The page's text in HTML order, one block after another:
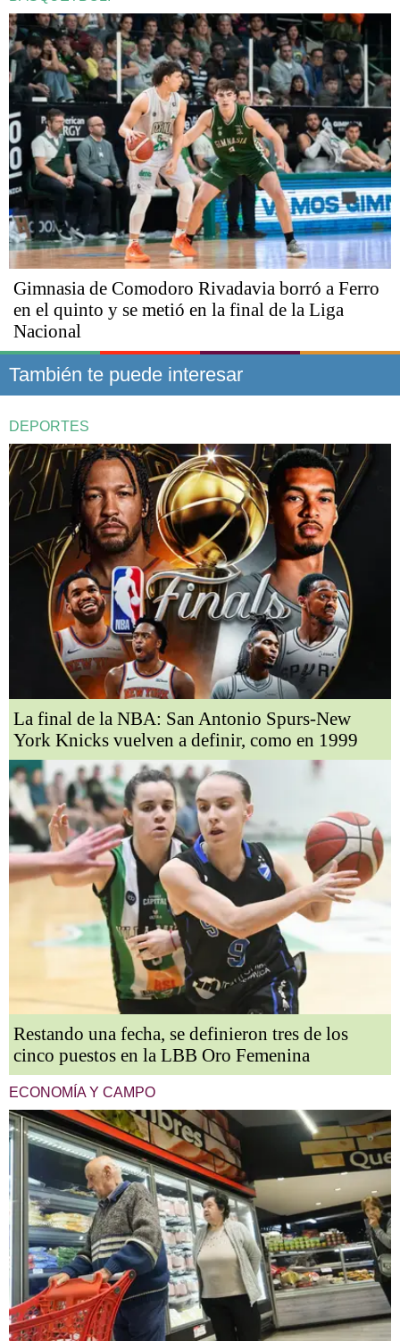
Gimnasia de Comodoro Rivadavia borró a Ferro
en el quinto y se metió en la final de la Liga
Nacional
También te puede interesar
DEPORTES
La final de la NBA: San Antonio Spurs-New
York Knicks vuelven a definir, como en 1999
Restando una fecha, se definieron tres de los
cinco puestos en la LBB Oro Femenina
ECONOMÍA Y CAMPO